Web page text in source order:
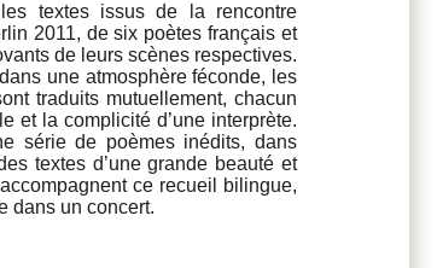
textes issus de la rencontre
2011, de six poètes français et
de leurs scènes respectives.
une atmosphère féconde, les
traduits mutuellement, chacun
et la complicité d’une interprète.
série de poèmes inédits, dans
textes d’une grande beauté et
ce recueil bilingue,
dans un concert.